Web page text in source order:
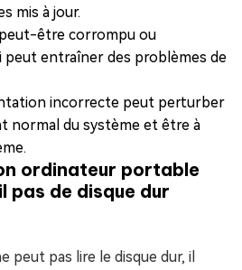
mis à jour.
être corrompu ou
peut entraîner des problèmes de
incorrecte peut perturber
normal du système et être à
ordinateur portable
pas de disque dur
peut pas lire le disque dur, il